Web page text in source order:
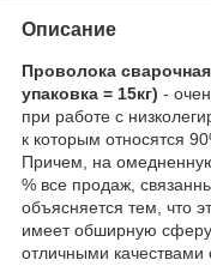
Описание
Проволока
упаковка = 15кг) -
при работе с
к которым относятся
Причем, на
% все продаж,
объясняется тем, что
имеет обширную
отличными качествами